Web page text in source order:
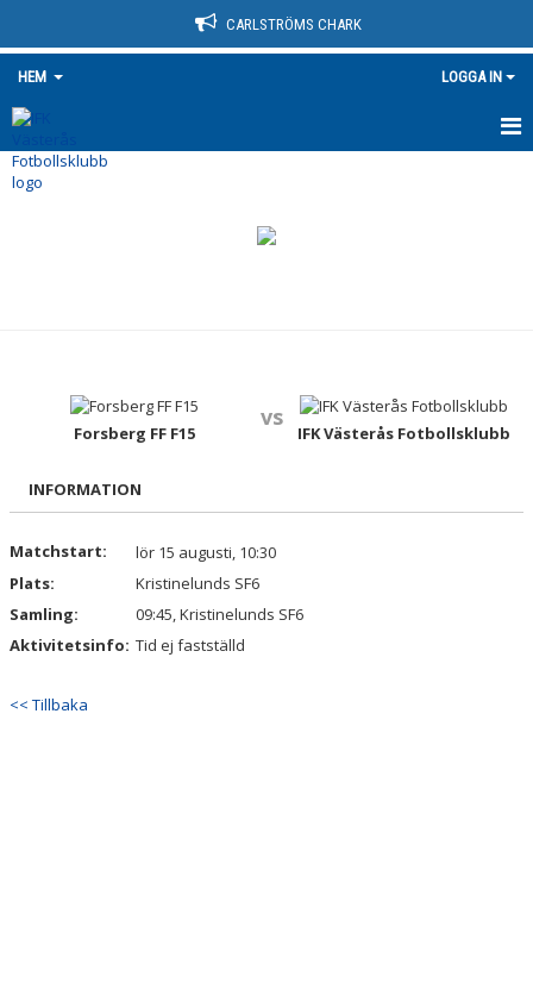
CARLSTRÖMS CHARK
HEM LOGGA IN
HEM
BILDGALLERI
DOKUMENT
MATCHER
FOTBOLLSLEKIS 2026
Forsberg FF F15
vs
IFK Västerås Fotbollsklubb
INFORMATION
Matchstart:
lör 15 augusti, 10:30
Plats:
Kristinelunds SF6
Samling:
09:45, Kristinelunds SF6
Aktivitetsinfo: Tid ej fastställd
<< Tillbaka